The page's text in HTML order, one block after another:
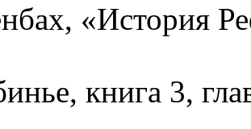
«История
книга 3,